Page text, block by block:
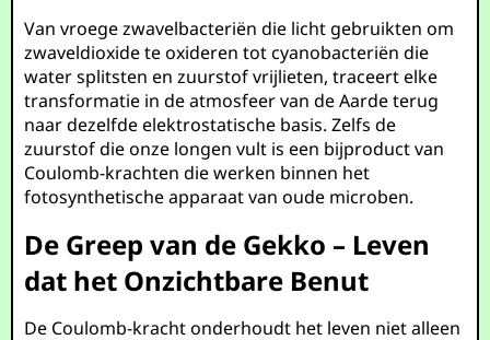
Van vroege zwavelbacteriën die licht gebruikten om
zwaveldioxide te oxideren tot cyanobacteriën die
water splitsten en zuurstof vrijlieten, traceert elke
transformatie in de atmosfeer van de Aarde terug
naar dezelfde elektrostatische basis. Zelfs de
zuurstof die onze longen vult is een bijproduct van
Coulomb-krachten die werken binnen het
fotosynthetische apparaat van oude microben.
De Greep van de Gekko – Leven
dat het Onzichtbare Benut
De Coulomb-kracht onderhoudt het leven niet alleen